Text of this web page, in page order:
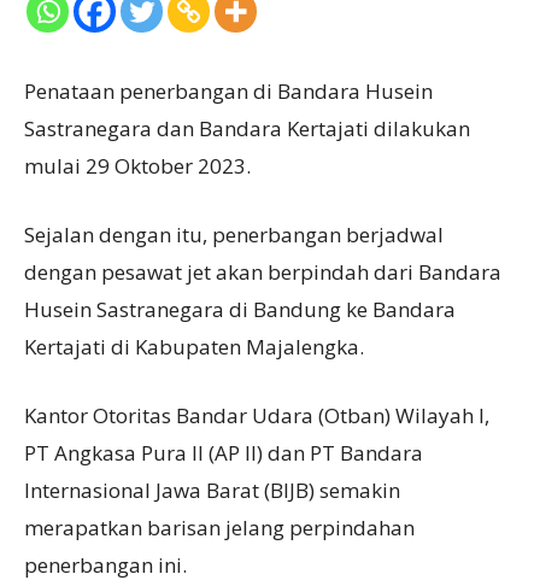
Penataan penerbangan di Bandara Husein
Sastranegara dan Bandara Kertajati dilakukan
mulai 29 Oktober 2023.
Sejalan dengan itu, penerbangan berjadwal
dengan pesawat jet akan berpindah dari Bandara
Husein Sastranegara di Bandung ke Bandara
Kertajati di Kabupaten Majalengka.
Kantor Otoritas Bandar Udara (Otban) Wilayah I,
PT Angkasa Pura II (AP II) dan PT Bandara
Internasional Jawa Barat (BIJB) semakin
merapatkan barisan jelang perpindahan
penerbangan ini.